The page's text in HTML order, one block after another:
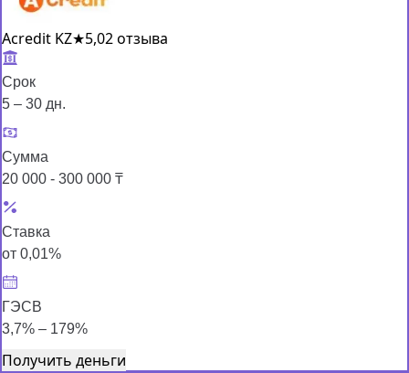
Acredit KZ★5,02 отзыва
Срок
5 – 30 дн.
Сумма
20 000 - 300 000 ₸
Ставка
от 0,01%
ГЭСВ
3,7% – 179%
Получить деньги